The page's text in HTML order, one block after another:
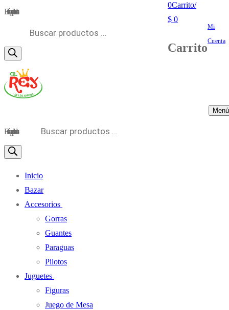
Búsqueda de productos
0Carrito/
$ 0
Carrito
Mi
Cuenta
Menú
Búsqueda de productos
Inicio
Bazar
Accesorios
Gorras
Guantes
Paraguas
Pilotos
Juguetes
Figuras
Juego de Mesa